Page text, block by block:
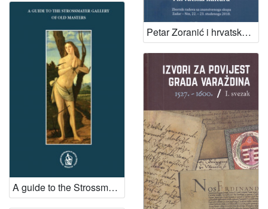
Petar Zoranić i hrvatska kultura : zbornik radova sa znanstvenoga skupa, Zadar, Nin, 22. – 23 . studenoga 2018. / [glavni urednik Robert Bacalja]
A guide to the Strossmayer Gallery of Old Masters / [authors Ljerka Dulibić ... [et al.] ; english translation Graham McMaster ; photographs Boris Krstinić ... et al.]